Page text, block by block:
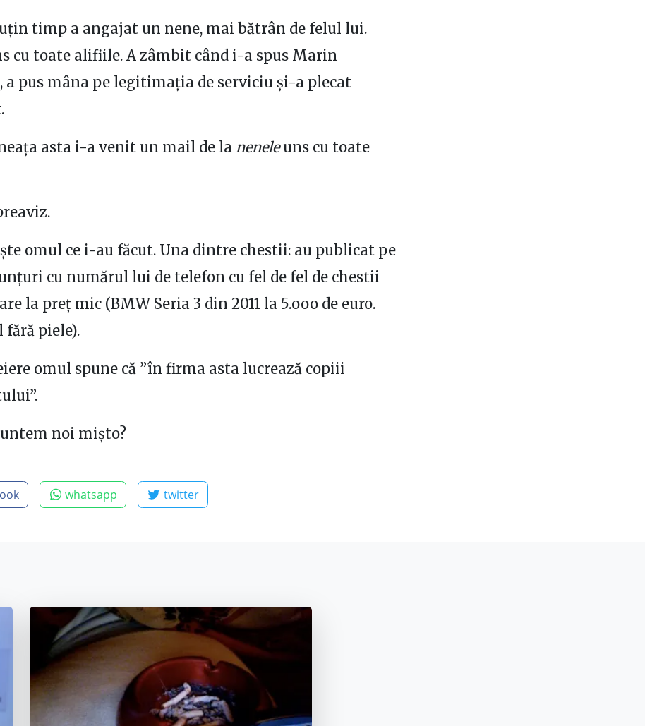
timp a angajat un nene, mai bătrân de felul lui.
cu toate alifiile. A zâmbit când i-a spus Marin
a pus mâna pe legitimația de serviciu și-a plecat
asta i-a venit un mail de la neneleuns cu toate
omul ce i-au făcut. Una dintre chestii: au publicat pe
cu numărul lui de telefon cu fel de fel de chestii
la preț mic (BMW Seria 3 din 2011 la 5.ooo de euro.
piele).
omul spune că ”în firma asta lucrează copiii
noi mișto?
whatsapp twitter